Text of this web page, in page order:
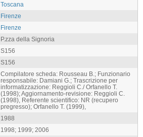
Toscana
Firenze
Firenze
P.zza della Signoria
S156
S156
Compilatore scheda: Rousseau B.; Funzionario
responsabile: Damiani G.; Trascrizione per
informatizzazione: Reggioli C./ Orfanello T.
(1998); Aggiornamento-revisione: Reggioli C.
(1998), Referente scientifico: NR (recupero
pregresso); Orfanello T. (1999),
1988
1998; 1999; 2006